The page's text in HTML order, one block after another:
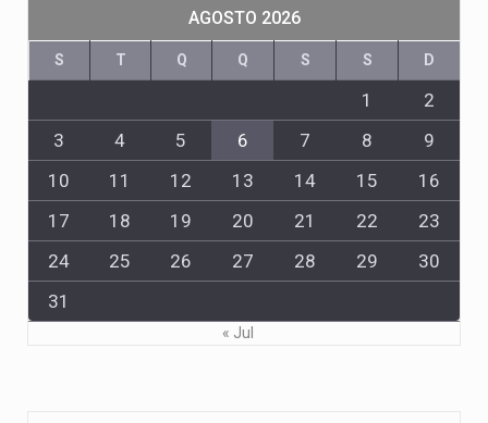
AGOSTO 2026
S T Q Q S S D
1
2
3
4 5 6 7 8
9
10
11 12 13 14 15
16
17
18 19 20 21 22
23
24
25 26 27 28 29
30
31
« Jul